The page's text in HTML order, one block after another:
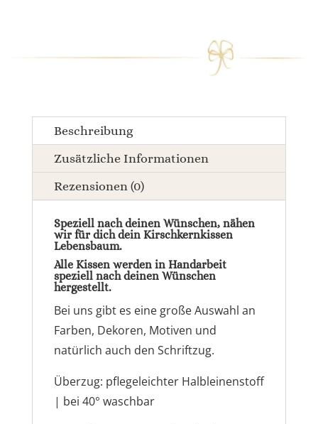
Beschreibung
Zusätzliche Informationen
Rezensionen (0)
Speziell nach deinen Wünschen, nähen
wir für dich dein Kirschkernkissen
Lebensbaum.
Alle Kissen werden in Handarbeit
speziell nach deinen Wünschen
hergestellt.
Bei uns gibt es eine große Auswahl an
Farben, Dekoren, Motiven und
natürlich auch den Schriftzug.
Überzug: pflegeleichter Halbleinenstoff
| bei 40° waschbar